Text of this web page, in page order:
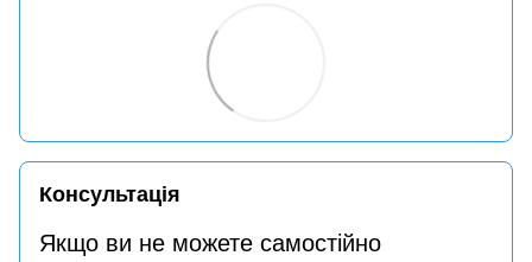
Консультація
Якщо ви не можете самостійно